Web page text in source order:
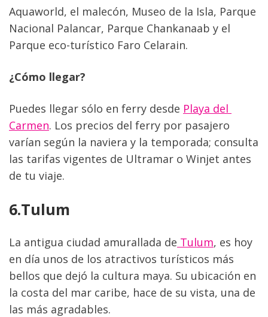
Aquaworld, el malecón, Museo de la Isla, Parque
Nacional Palancar, Parque Chankanaab y el
Parque eco-turístico Faro Celarain.
¿Cómo llegar?
Puedes llegar sólo en ferry desde Playa del
Carmen. Los precios del ferry por pasajero
varían según la naviera y la temporada; consulta
las tarifas vigentes de Ultramar o Winjet antes
de tu viaje.
6.Tulum
La antigua ciudad amurallada de Tulum, es hoy
en día unos de los atractivos turísticos más
bellos que dejó la cultura maya. Su ubicación en
la costa del mar caribe, hace de su vista, una de
las más agradables.